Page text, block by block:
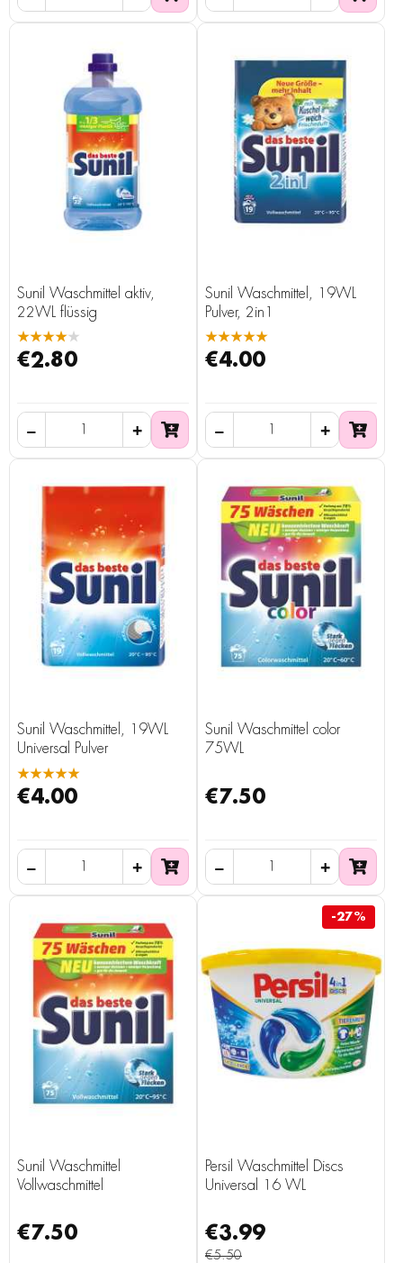
Sunil Waschmittel aktiv,
22WL flüssig
★★★★★
€2.80
Sunil Waschmittel, 19WL
Pulver, 2in1
★★★★★
€4.00
Sunil Waschmittel, 19WL
Universal Pulver
★★★★★
€4.00
Sunil Waschmittel color
75WL
€7.50
Sunil Waschmittel
Vollwaschmittel
€7.50
Persil Waschmittel Discs
Universal 16 WL
€3.99
€5.50
-27%